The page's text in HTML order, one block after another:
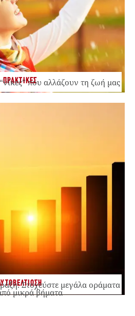
ΠΡΑΚΤΙΚΕΣπου αλλάζουν τη ζωή μας
Στοχεύστε μεγάλα οράματα
μικρά βήματα